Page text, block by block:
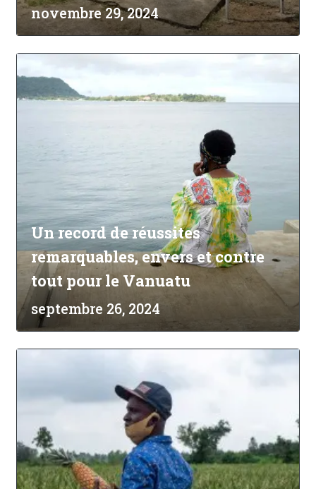
novembre 29, 2024
Un record de réussites
remarquables, envers et contre
tout pour le Vanuatu
septembre 26, 2024